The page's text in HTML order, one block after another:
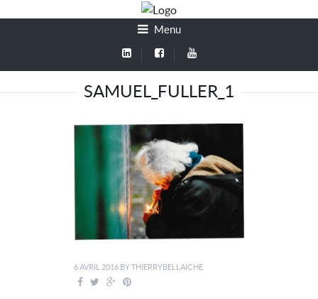
Menu
SAMUEL_FULLER_1
6 AVRIL 2016 BYTHIERRYBELLAICHE